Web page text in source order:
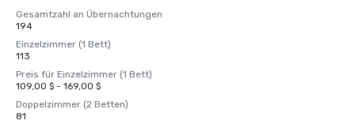
Gesamtzahl an Übernachtungen
194
Einzelzimmer (1 Bett)
113
Preis für Einzelzimmer (1 Bett)
109,00 $ - 169,00 $
Doppelzimmer (2 Betten)
81